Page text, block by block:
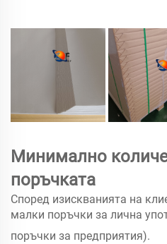
Минимално
поръчката
Според изискванията на
малки поръчки за лична
поръчки за предприятия).